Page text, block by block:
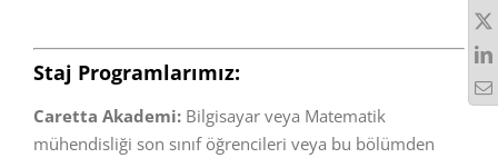
Staj Programlarımız:
Caretta Akademi: Bilgisayar veya Matematik
mühendisliği son sınıf öğrencileri veya bu bölümden